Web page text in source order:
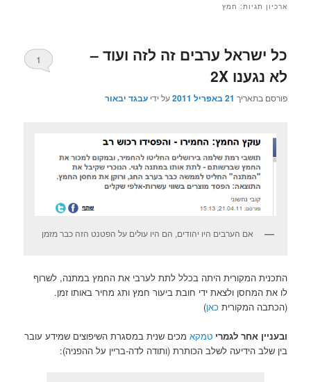
ארכיון תגיות: חמץ
כל ישראל ערבים זה לזה ועוד –
לא נגענו 2X
פורסם בתאריך 21 באפריל 2011 על ידיעבגד יבאור
1
אם הערבים היו יהודים, הם היו עולים על הפטנט הזה כבר מזמן
התכנית המקורית היתה בכלל לתת לערבי את החמץ במתנה, לשרוף
לו את המחסן ולצאת ידי חובת ביעור חמץ ותג מחיר באותו זמן.
(הכתבה המקורית כאן)
ובעניין אחר לגמריטמקא מכים שנית במסגרת השיפוצים שמידע עובר
בין שלב הידיעה לשלב הכותרת (ותודה לדה-בריין על ההפניה):